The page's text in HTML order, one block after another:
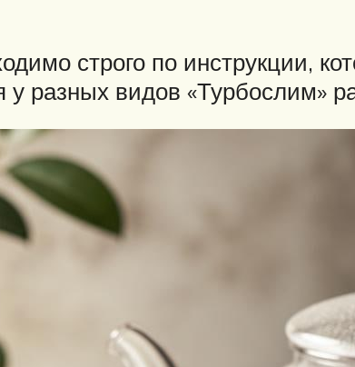
строго по инструкции,
у разных видов «Турбослим»